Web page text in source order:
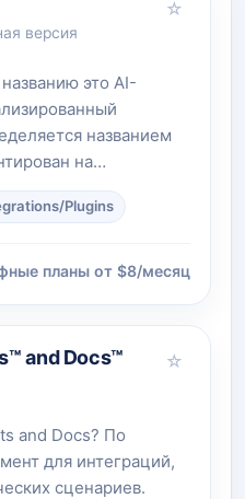
версия
☆
это AI-
названием
на…
Plugins
планы от $8/месяц
and Docs™ ☆
and Docs? По
для интеграций,
сценариев.